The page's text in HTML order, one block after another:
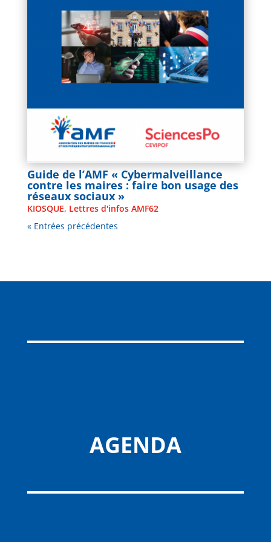
Guide de l’AMF « Cybermalveillance
contre les maires : faire bon usage des
réseaux sociaux »
KIOSQUE, Lettres d'infos AMF62
« Entrées précédentes
AGENDA